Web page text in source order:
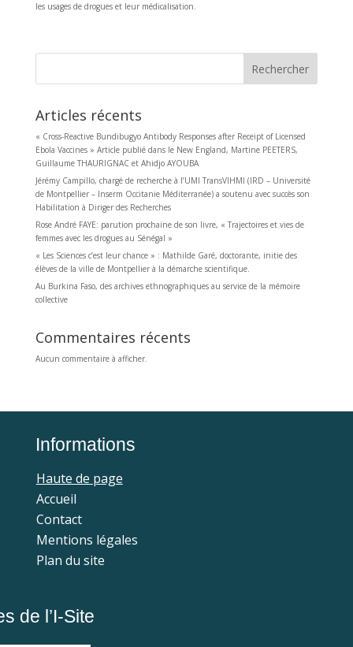
les usages de drogues et leur médicalisation.
Rechercher
Articles récents
« Cross-Reactive Bundibugyo Antibody Responses after Receipt of Licensed
Ebola Vaccines » Article publié dans le New England, Martine PEETERS,
Guillaume THAURIGNAC et Ahidjo AYOUBA
Jérémy Campillo, chargé de recherche à l’UMI TransVIHMI (IRD – Université
de Montpellier – Inserm Occitanie Méditerranée) a soutenu avec succès son
Habilitation à Diriger des Recherches
Rose André FAYE: parution prochaine de son livre, « Trajectoires et vies de
femmes avec les drogues au Sénégal »
« Les Sciences c’est leur chance » : Mathilde Garé, doctorante, initie des
élèves de la ville de Montpellier à la démarche scientifique.
Au Burkina Faso, des archives ethnographiques au service de la mémoire
collective
Commentaires récents
Aucun commentaire à afficher.
Informations
Haute de page
Accueil
Contact
Mentions légales
Plan du site
de l’I-Site